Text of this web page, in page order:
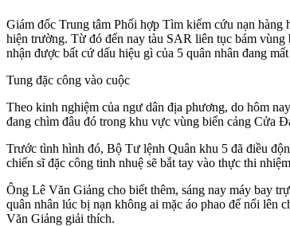
Giám đốc Trung tâm Phối hợp Tìm kiếm cứu nạn
hiện trường. Từ đó đến nay tàu SAR liên tục bám
nhận được bất cứ dấu hiệu gì của 5 quân nhân đang
Tung đặc công vào cuộc
Theo kinh nghiệm của ngư dân địa phương, do hôm
đang chìm đâu đó trong khu vực vùng biển cảng Cửa
Trước tình hình đó, Bộ Tư lệnh Quân khu 5 đã điều
chiến sĩ đặc công tinh nhuệ sẽ bắt tay vào thực thi
Ông Lê Văn Giảng cho biết thêm, sáng nay máy bay
quân nhân lúc bị nạn không ai mặc áo phao để nổi lên
Văn Giảng giải thích.